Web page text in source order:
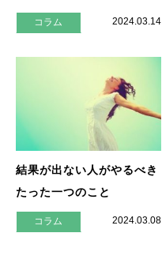
コラム 2024.03.14
結果が出ない人がやるべき
たった一つのこと
コラム 2024.03.08